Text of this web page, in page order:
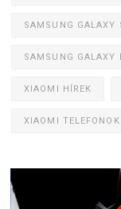
SAMSUNG GALAXY
SAMSUNG GALAXY
XIAOMI HÍREK
XIAOMI TELEFONOK